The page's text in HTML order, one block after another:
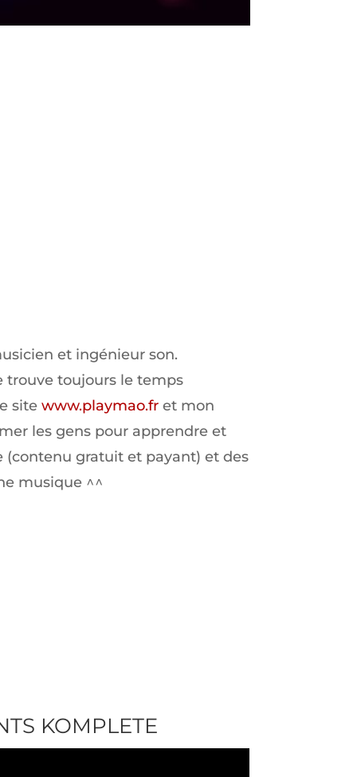
et ingénieur son.
trouve toujours le temps
sitewww.playmao.fr et mon
les gens pour apprendre et
(contenu gratuit et payant) et des
musique ^^
KOMPLETE